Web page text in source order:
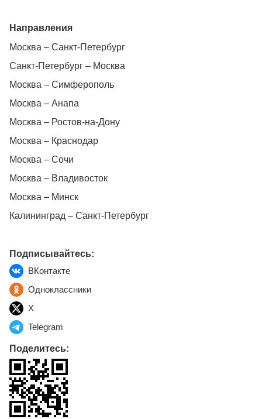
Направления
Москва – Санкт-Петербург
Санкт-Петербург – Москва
Москва – Симферополь
Москва – Анапа
Москва – Ростов-на-Дону
Москва – Краснодар
Москва – Сочи
Москва – Владивосток
Москва – Минск
Калининград – Санкт-Петербург
Подписывайтесь:
ВКонтакте
Одноклассники
X
Telegram
Поделитесь: